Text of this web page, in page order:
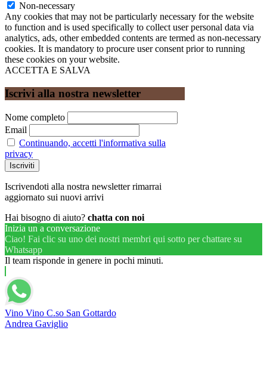
Non-necessary
Any cookies that may not be particularly necessary for the website
to function and is used specifically to collect user personal data via
analytics, ads, other embedded contents are termed as non-necessary
cookies. It is mandatory to procure user consent prior to running
these cookies on your website.
ACCETTA E SALVA
Iscrivi alla nostra newsletter
Nome completo
Email
Continuando, accetti l'informativa sulla
privacy
Iscrivendoti alla nostra newsletter rimarrai
aggiornato sui nuovi arrivi
Hai bisogno di aiuto? chatta con noi
Inizia un a conversazione
Ciao! Fai clic su uno dei nostri membri qui sotto per chattare su
Whatsapp
Il team risponde in genere in pochi minuti.
Vino Vino C.so San Gottardo
Andrea Gaviglio